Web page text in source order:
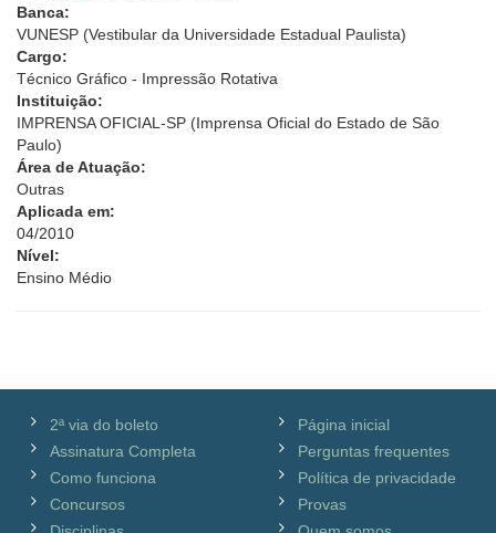
Banca:
VUNESP (Vestibular da Universidade Estadual Paulista)
Cargo:
Técnico Gráfico - Impressão Rotativa
Instituição:
IMPRENSA OFICIAL-SP (Imprensa Oficial do Estado de São
Paulo)
Área de Atuação:
Outras
Aplicada em:
04/2010
Nível:
Ensino Médio
2ª via do boleto
Assinatura Completa
Como funciona
Concursos
Página inicial
Perguntas frequentes
Política de privacidade
Provas